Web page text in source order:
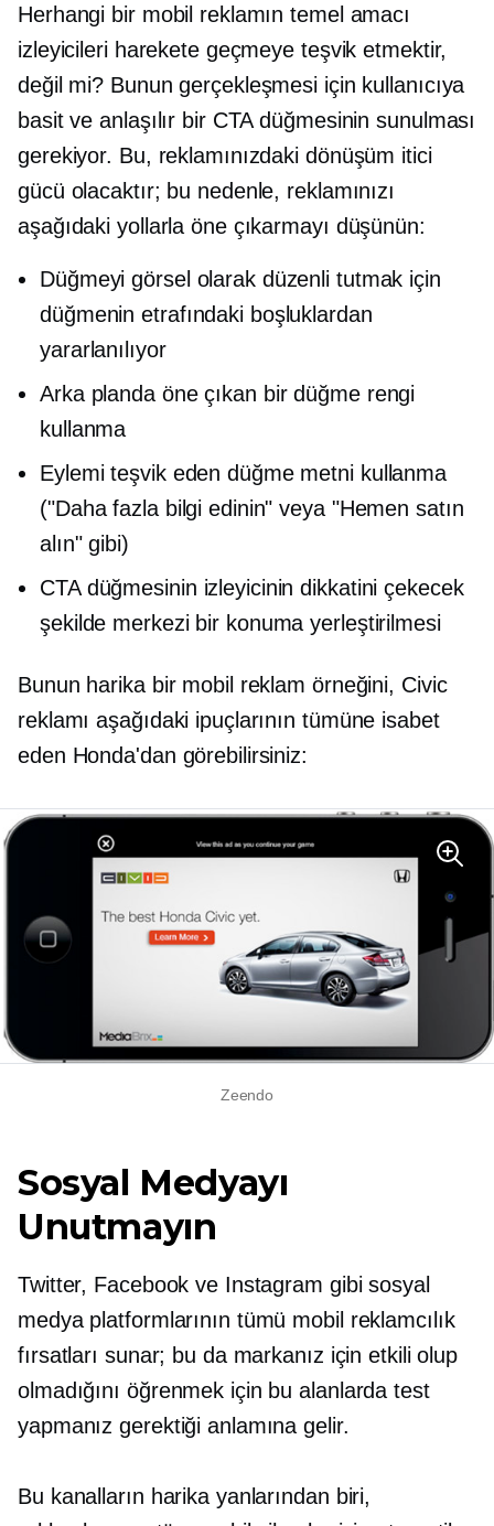
Herhangi bir mobil reklamın temel amacı
izleyicileri harekete geçmeye teşvik etmektir,
değil mi? Bunun gerçekleşmesi için kullanıcıya
basit ve anlaşılır bir CTA düğmesinin sunulması
gerekiyor. Bu, reklamınızdaki dönüşüm itici
gücü olacaktır; bu nedenle, reklamınızı
aşağıdaki yollarla öne çıkarmayı düşünün:
Düğmeyi görsel olarak düzenli tutmak için
düğmenin etrafındaki boşluklardan
yararlanılıyor
Arka planda öne çıkan bir düğme rengi
kullanma
Eylemi teşvik eden düğme metni kullanma
("Daha fazla bilgi edinin" veya "Hemen satın
alın" gibi)
CTA düğmesinin izleyicinin dikkatini çekecek
şekilde merkezi bir konuma yerleştirilmesi
Bunun harika bir mobil reklam örneğini, Civic
reklamı aşağıdaki ipuçlarının tümüne isabet
eden Honda'dan görebilirsiniz:
Zeendo
Sosyal Medyayı
Unutmayın
Twitter, Facebook ve Instagram gibi sosyal
medya platformlarının tümü mobil reklamcılık
fırsatları sunar; bu da markanız için etkili olup
olmadığını öğrenmek için bu alanlarda test
yapmanız gerektiği anlamına gelir.
Bu kanalların harika yanlarından biri,